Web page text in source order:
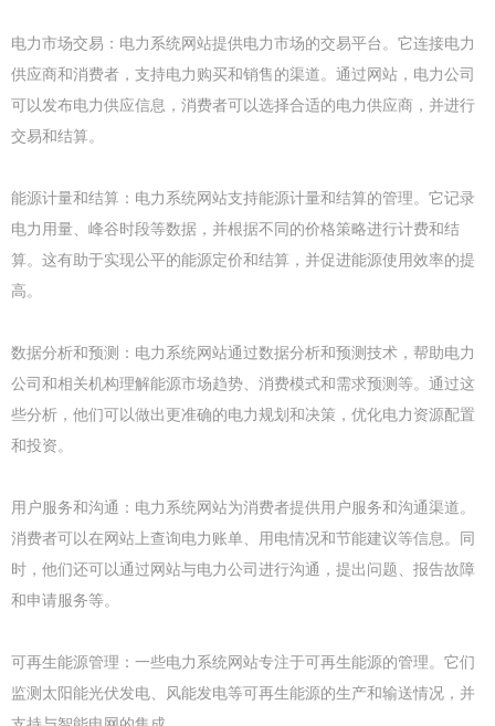
电力市场交易：电力系统网站提供电力市场的交易平台。它连接电力
供应商和消费者，支持电力购买和销售的渠道。通过网站，电力公司
可以发布电力供应信息，消费者可以选择合适的电力供应商，并进行
交易和结算。
能源计量和结算：电力系统网站支持能源计量和结算的管理。它记录
电力用量、峰谷时段等数据，并根据不同的价格策略进行计费和结
算。这有助于实现公平的能源定价和结算，并促进能源使用效率的提
高。
数据分析和预测：电力系统网站通过数据分析和预测技术，帮助电力
公司和相关机构理解能源市场趋势、消费模式和需求预测等。通过这
些分析，他们可以做出更准确的电力规划和决策，优化电力资源配置
和投资。
用户服务和沟通：电力系统网站为消费者提供用户服务和沟通渠道。
消费者可以在网站上查询电力账单、用电情况和节能建议等信息。同
时，他们还可以通过网站与电力公司进行沟通，提出问题、报告故障
和申请服务等。
可再生能源管理：一些电力系统网站专注于可再生能源的管理。它们
监测太阳能光伏发电、风能发电等可再生能源的生产和输送情况，并